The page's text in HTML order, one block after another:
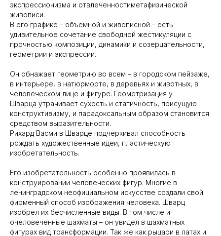
экспрессионизма и отвлеченностиметафизической
живописи.
В его графике – объемной и живописной – есть
удивительное сочетание свободной жестикуляции с
прочностью композиции, динамики и созерцательности,
геометрии и экспрессии.
Он обнажает геометрию во всем – в городском пейзаже,
в интерьере, в натюрморте, в деревьях и животных, в
человеческом лице и фигуре. Геометризация у
Шварца утрачивает сухость и статичность, присущую
конструктивизму, и парадоксальным образом становится
средством выразительности.
Рихард Васми в Шварце подчеркивал способность
рождать художественные идеи, пластическую
изобретательность.
Его изобретательность особенно проявилась в
конструировании человеческих фигур. Многие в
ленинградском неофициальном искусстве создали свой
фирменный способ изображения человека. Шварц
изобрел их бесчисленные виды. В том числе и
очеловеченные шахматы – он увидел в шахматных
фигурах вид трансформации. Так же как рыцари в латах и